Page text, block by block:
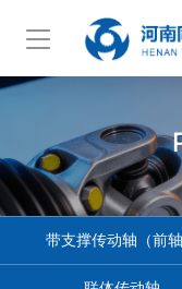
带支撑传动轴（前轴